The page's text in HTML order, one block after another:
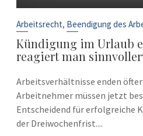
Arbeitsrecht, Beendigung des
Kündigung im Urlaub
reagiert man
Arbeitsverhältnisse enden
Arbeitnehmer müssen jetzt
Entscheidend für erfolgreiche
der Dreiwochenfrist....